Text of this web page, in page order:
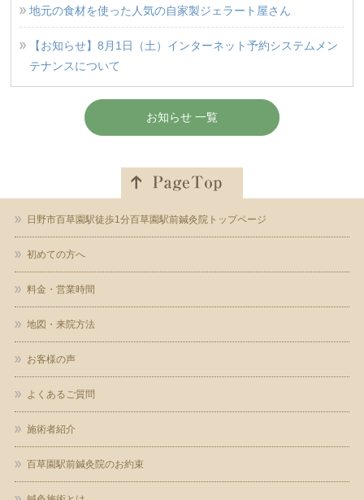
地元の食材を使った人気の自家製ジェラート屋さん
【お知らせ】8月1日（土）インターネット予約システムメン
テナンスについて
お知らせ 一覧
日野市百草園駅徒歩1分百草園駅前鍼灸院トップページ
初めての方へ
料金・営業時間
地図・来院方法
お客様の声
よくあるご質問
施術者紹介
百草園駅前鍼灸院のお約束